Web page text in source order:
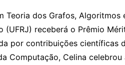
Teoria dos Grafos,
(UFRJ) receberá o Prêmio
por contribuições científicas
Computação, Celina